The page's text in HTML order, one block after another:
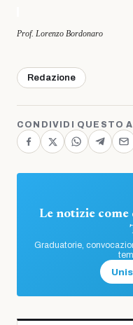
Prof. Lorenzo Bordonaro
Redazione
CONDIVIDI QUESTO
Le notizie
Graduatorie,